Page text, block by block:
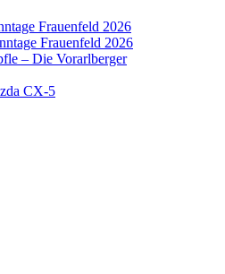
Frauenfeld 2026
Frauenfeld 2026
– Die Vorarlberger
CX-5